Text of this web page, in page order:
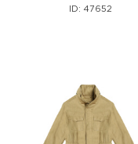
ID: 47652